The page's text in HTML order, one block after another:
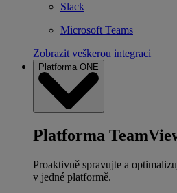
Slack
Microsoft Teams
Zobrazit veškerou integraci
Platforma ONE
Platforma
Proaktivně spravujte a
v jedné platformě.